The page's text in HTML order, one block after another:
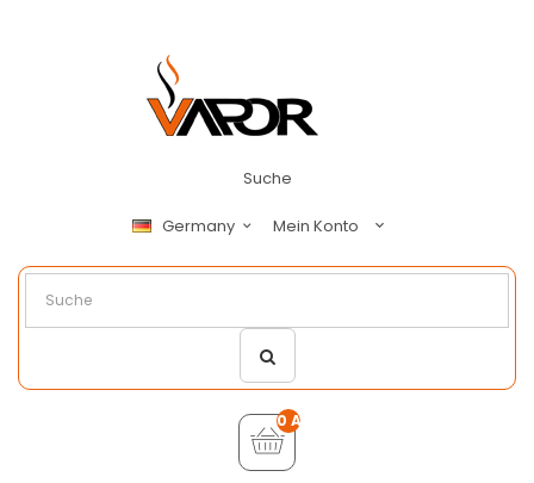
Suche
Germany Mein Konto
0 Artikel - €0,00